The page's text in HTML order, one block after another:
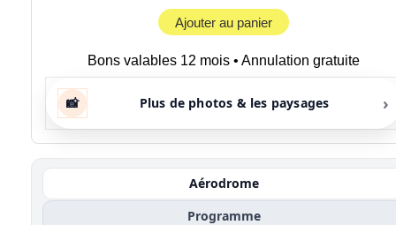
Ajouter au panier
Bons valables 12 mois • Annulation gratuite
📸 Plus de photos & les paysages ›
Aérodrome
Programme